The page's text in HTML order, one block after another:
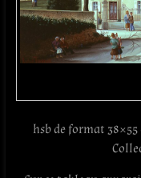
hsb de format 38×55